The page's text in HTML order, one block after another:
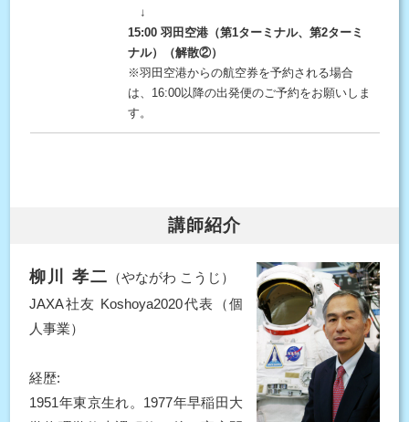
↓
15:00 羽田空港（第1ターミナル、第2ターミ
ナル）（解散②）
※羽田空港からの航空券を予約される場合
は、16:00以降の出発便のご予約をお願いしま
す。
講師紹介
柳川 孝二 （やながわ こうじ）
JAXA社友 Koshoya2020代表（個
人事業）
経歴:
1951年東京生れ。1977年早稲田大